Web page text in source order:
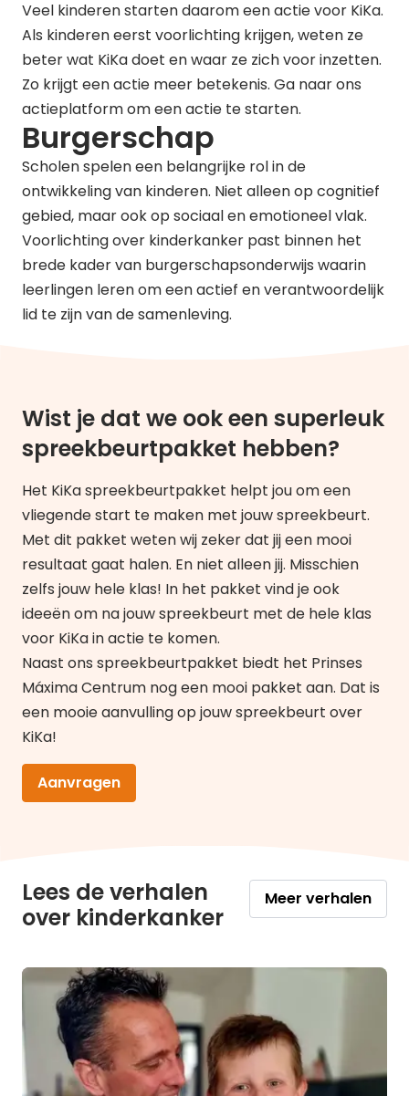
Veel kinderen starten daarom een actie voor KiKa.
Als kinderen eerst voorlichting krijgen, weten ze
beter wat KiKa doet en waar ze zich voor inzetten.
Zo krijgt een actie meer betekenis. Ga naar ons
actieplatformom een actie te starten.
Burgerschap
Scholen spelen een belangrijke rol in de
ontwikkeling van kinderen. Niet alleen op cognitief
gebied, maar ook op sociaal en emotioneel vlak.
Voorlichting over kinderkanker past binnen het
brede kader van burgerschapsonderwijs waarin
leerlingen leren om een actief en verantwoordelijk
lid te zijn van de samenleving.
Wist je dat we ook een superleuk
spreekbeurtpakket hebben?
Het KiKa spreekbeurtpakket helpt jou om een
vliegende start te maken met jouw spreekbeurt.
Met dit pakket weten wij zeker dat jij een mooi
resultaat gaat halen. En niet alleen jij. Misschien
zelfs jouw hele klas! In het pakket vind je ook
ideeën om na jouw spreekbeurt met de hele klas
voor KiKa in actie te komen.
Naast ons spreekbeurtpakket biedt het Prinses
Máxima Centrum nog een mooi pakket aan. Dat is
een mooie aanvulling op jouw spreekbeurt over
KiKa!
Aanvragen
Lees de verhalen
over kinderkanker
Meer verhalen